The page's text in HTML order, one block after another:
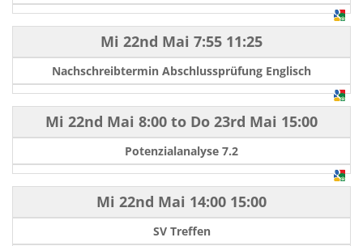
Mi 22nd Mai 7:55 11:25
Nachschreibtermin Abschlussprüfung Englisch
Mi 22nd Mai 8:00 to Do 23rd Mai 15:00
Potenzialanalyse 7.2
Mi 22nd Mai 14:00 15:00
SV Treffen